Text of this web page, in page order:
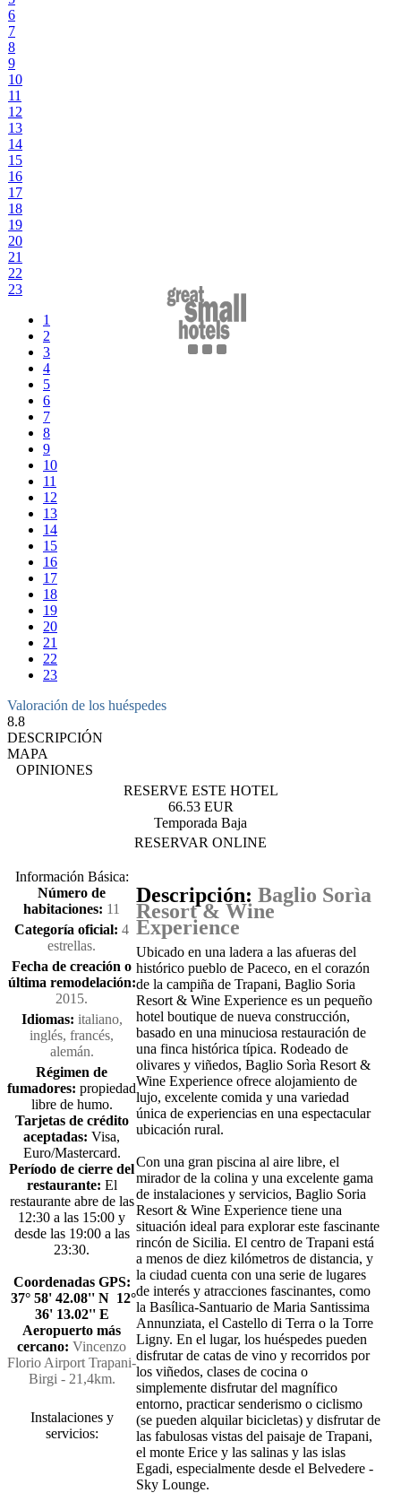
6
7
8
9
10
11
12
13
14
15
16
17
18
19
20
21
22
23
1
2
3
4
5
6
7
8
9
10
11
12
13
14
15
16
17
18
19
20
21
22
23
Valoración de los huéspedes
8.8
DESCRIPCIÓN
MAPA
OPINIONES
RESERVE ESTE HOTEL
66.53 EUR
Temporada Baja
RESERVAR ONLINE
Información Básica:
Número de
habitaciones: 11
Categoría oficial: 4
estrellas.
Fecha de creación o
última remodelación:
2015.
Idiomas: italiano,
inglés, francés,
alemán.
Régimen de
fumadores: propiedad
libre de humo.
Tarjetas de crédito
aceptadas: Visa,
Euro/Mastercard.
Período de cierre del
restaurante: El
restaurante abre de las
12:30 a las 15:00 y
desde las 19:00 a las
23:30.
Coordenadas GPS:
37° 58' 42.08'' N 12°
36' 13.02'' E
Aeropuerto más
cercano: Vincenzo
Florio Airport Trapani-
Birgi - 21,4km.
Instalaciones y
servicios:
Descripción: Baglio Sorìa
Resort & Wine
Experience
Ubicado en una ladera a las afueras del
histórico pueblo de Paceco, en el corazón
de la campiña de Trapani, Baglio Soria
Resort & Wine Experience es un pequeño
hotel boutique de nueva construcción,
basado en una minuciosa restauración de
una finca histórica típica. Rodeado de
olivares y viñedos, Baglio Sorìa Resort &
Wine Experience ofrece alojamiento de
lujo, excelente comida y una variedad
única de experiencias en una espectacular
ubicación rural.
Con una gran piscina al aire libre, el
mirador de la colina y una excelente gama
de instalaciones y servicios, Baglio Soria
Resort & Wine Experience tiene una
situación ideal para explorar este fascinante
rincón de Sicilia. El centro de Trapani está
a menos de diez kilómetros de distancia, y
la ciudad cuenta con una serie de lugares
de interés y atracciones fascinantes, como
la Basílica-Santuario de Maria Santissima
Annunziata, el Castello di Terra o la Torre
Ligny. En el lugar, los huéspedes pueden
disfrutar de catas de vino y recorridos por
los viñedos, clases de cocina o
simplemente disfrutar del magnífico
entorno, practicar senderismo o ciclismo
(se pueden alquilar bicicletas) y disfrutar de
las fabulosas vistas del paisaje de Trapani,
el monte Erice y las salinas y las islas
Egadi, especialmente desde el Belvedere -
Sky Lounge.